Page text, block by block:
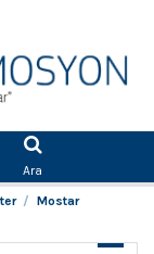
Ara
Mostar